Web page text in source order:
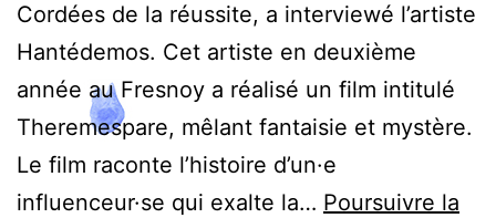
Cordées de la réussite, a interviewé l’artiste
Hantédemos. Cet artiste en deuxième
année au Fresnoy a réalisé un film intitulé
Theremespare, mêlant fantaisie et mystère.
Le film raconte l’histoire d’un·e
influenceur·se qui exalte la… Poursuivre la